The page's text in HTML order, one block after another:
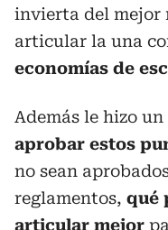
invierta del mejor
articular la una
economías de
Además le hizo
aprobar estos
no sean
reglamentos, qué
articular mejor